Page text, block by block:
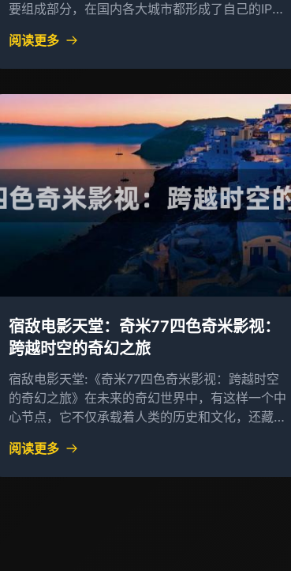
要组成部分，在国内各大城市都形成了自己的IP和
阅读更多
宿敌电影天堂：奇米77四色奇米影视：
跨越时空的奇幻之旅
宿敌电影天堂:《奇米77四色奇米影视：跨越时空
的奇幻之旅》在未来的奇幻世界中，有这样一个中
心节点，它不仅承载着人类的历史和文化，还藏着
阅读更多